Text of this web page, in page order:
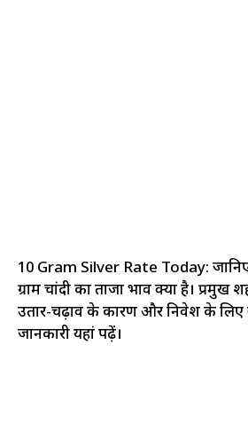
10 Gram Silver Rate Today:
ग्राम चांदी का ताजा भाव क्या है। प्रमुख
उतार-चढ़ाव के कारण और निवेश के लिए
जानकारी यहां पढ़ें।